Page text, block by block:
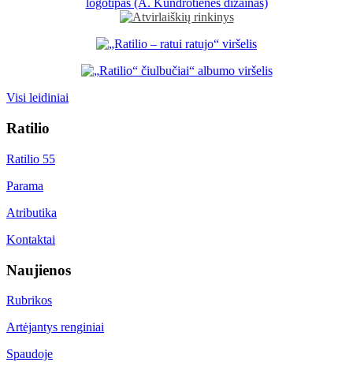
Visi leidiniai
Ratilio
Ratilio 55
Parama
Atributika
Kontaktai
Naujienos
Rubrikos
Artėjantys renginiai
Spaudoje